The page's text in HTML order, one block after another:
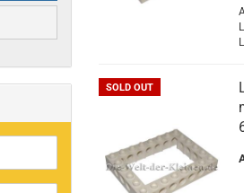
SOLD OUT